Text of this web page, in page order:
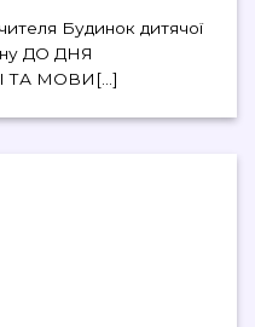
Будинок дитячої
ДО ДНЯ
ТА МОВИ[...]